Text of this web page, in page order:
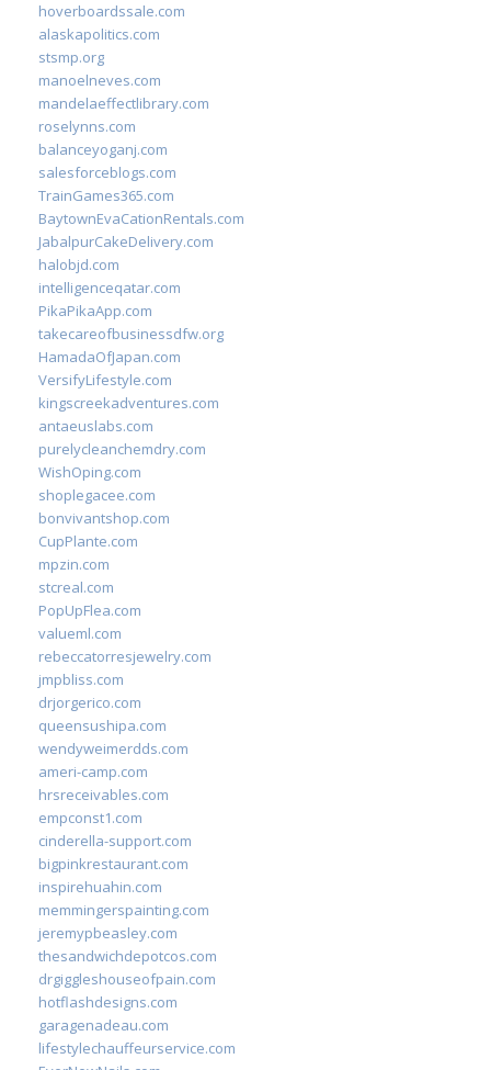
hoverboardssale.com
alaskapolitics.com
stsmp.org
manoelneves.com
mandelaeffectlibrary.com
roselynns.com
balanceyoganj.com
salesforceblogs.com
TrainGames365.com
BaytownEvaCationRentals.com
JabalpurCakeDelivery.com
halobjd.com
intelligenceqatar.com
PikaPikaApp.com
takecareofbusinessdfw.org
HamadaOfJapan.com
VersifyLifestyle.com
kingscreekadventures.com
antaeuslabs.com
purelycleanchemdry.com
WishOping.com
shoplegacee.com
bonvivantshop.com
CupPlante.com
mpzin.com
stcreal.com
PopUpFlea.com
valueml.com
rebeccatorresjewelry.com
jmpbliss.com
drjorgerico.com
queensushipa.com
wendyweimerdds.com
ameri-camp.com
hrsreceivables.com
empconst1.com
cinderella-support.com
bigpinkrestaurant.com
inspirehuahin.com
memmingerspainting.com
jeremypbeasley.com
thesandwichdepotcos.com
drgiggleshouseofpain.com
hotflashdesigns.com
garagenadeau.com
lifestylechauffeurservice.com